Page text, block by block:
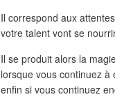
Il correspond aux
votre talent vont se
Il se produit alors la
lorsque vous continuez
enfin si vous continuez